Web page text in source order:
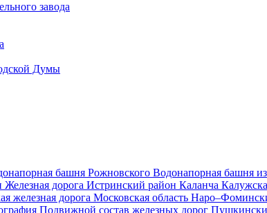
завода
Думы
башня Рожновского Водонапорная башня
Железная дорога Истринский район Каланча
железная дорога Московская область
Подвижной состав железных дорог